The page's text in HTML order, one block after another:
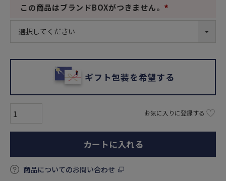
この商品はブランドBOXがつきません。
ギフト包装を希望する
お気に入りに登録する
カートに入れる
商品についてのお問い合わせ